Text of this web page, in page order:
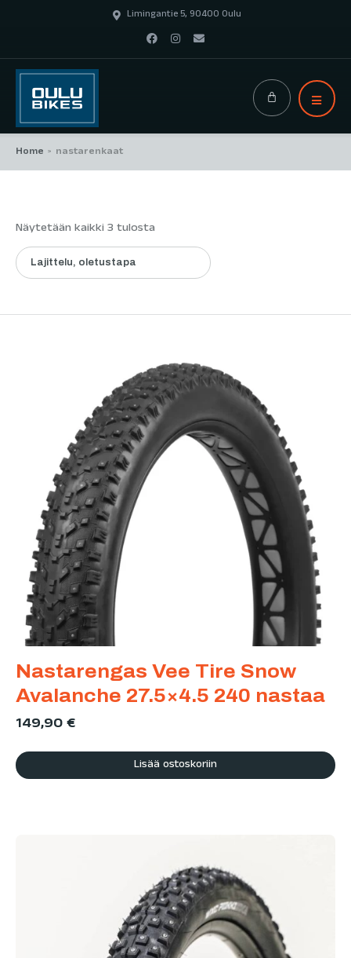
Limingantie 5, 90400 Oulu
Home > nastarenkaat
Näytetään kaikki 3 tulosta
Nastarengas Vee Tire Snow
Avalanche 27.5×4.5 240 nastaa
149,90€
Lisää ostoskoriin